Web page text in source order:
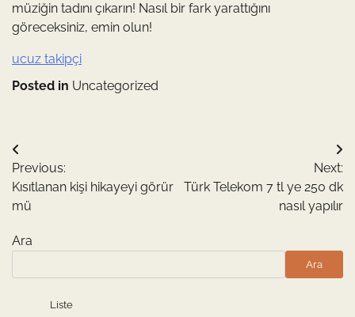
müziğin tadını çıkarın! Nasıl bir fark yarattığını
göreceksiniz, emin olun!
ucuz takipçi
Posted in Uncategorized
Yazı
gezinmesi
Previous:
Kısıtlanan kişi hikayeyi görür
mü
Next:
Türk Telekom 7 tl ye 250 dk
nasıl yapılır
Ara
Ara
Liste